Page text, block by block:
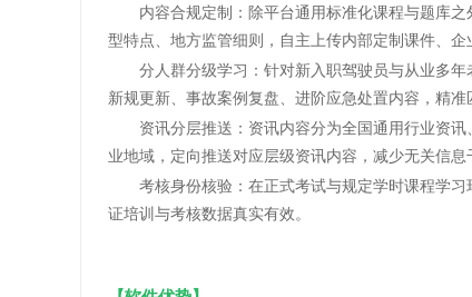
内容合规定制：除平台通用标准化课程与题库之
型特点、地方监管细则，自主上传内部定制课件、
分人群分级学习：针对新入职驾驶员与从业多年
新规更新、事故案例复盘、进阶应急处置内容，精准
资讯分层推送：资讯内容分为全国通用行业资讯
业地域，定向推送对应层级资讯内容，减少无关信息
考核身份核验：在正式考试与规定学时课程学习
证培训与考核数据真实有效。